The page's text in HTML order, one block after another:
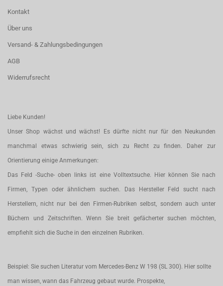
Kontakt
Über uns
Versand- & Zahlungsbedingungen
AGB
Widerrufsrecht
Liebe Kunden!
Unser Shop wächst und wächst! Es dürfte nicht nur für den Neukunden
manchmal etwas schwierig sein, sich zu Recht zu finden. Daher zur
Orientierung einige Anmerkungen:
Das Feld -Suche- oben links ist eine Volltextsuche. Hier können Sie nach
Firmen, Typen oder ähnlichem suchen. Das Hersteller Feld sucht nach
Herstellern, nicht nur bei den Firmen-Rubriken selbst, sondern auch unter
Büchern und Zeitschriften. Wenn Sie breit gefächerter suchen möchten,
empfiehlt sich die Suche in den einzelnen Rubriken.
Beispiel: Sie suchen Literatur vom Mercedes-Benz W 198 (SL 300). Hier sollte
man wissen, wann das Fahrzeug gebaut wurde. Prospekte,